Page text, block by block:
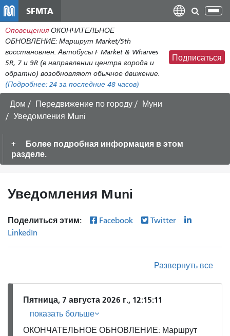
содержанию
SFMTA
Оповещения ОКОНЧАТЕЛЬНОЕ
ОБНОВЛЕНИЕ: Маршрут Market/5th
восстановлен. Автобусы F Market & Wharves
5R, 7 и 9R (в направлении центра города и
обратно) возобновляют обычное движение.
(Подробнее: 24 за последние 48 часов)
Подписаться
Дом Передвижение по городу
Муни
Уведомления Muni
Более подробная информация в этом
разделе.
Уведомления Muni
Поделиться этим: Facebook
Twitter
LinkedIn
Развернуть все
Пятница, 7 августа 2026 г., 12:15:11
показать больше
ОКОНЧАТЕЛЬНОЕ ОБНОВЛЕНИЕ: Маршрут